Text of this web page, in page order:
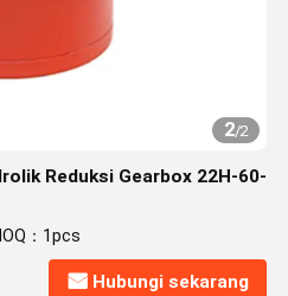
2/2
Reduksi Gearbox 22H-60-
：1pcs
Hubungi sekarang